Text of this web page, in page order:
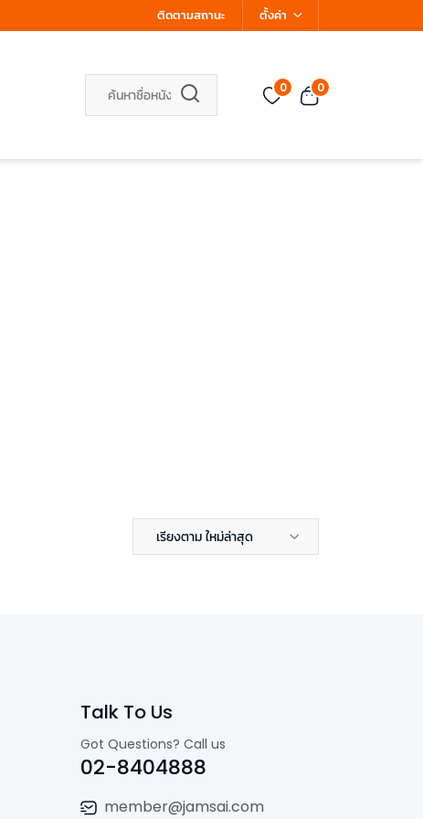
ติดตามสถานะ ตั้งค่า
0 0
เรียงตาม ใหม่ล่าสุด
Talk To Us
Got Questions? Call us
02-8404888
member@jamsai.com